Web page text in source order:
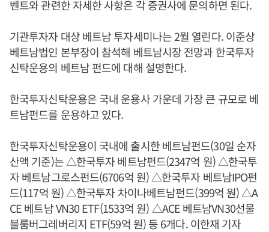
벤트와 관련한 자세한 사항은 각 증권사에 문의하면 된다.
기관투자자 대상 베트남 투자세미나는 2월 열린다. 이준상
베트남법인 본부장이 참석해 베트남시장 전망과 한국투자
신탁운용의 베트남 펀드에 대해 설명한다.
한국투자신탁운용은 국내 운용사 가운데 가장 큰 규모로 베
트남펀드를 운용하고 있다.
한국투자신탁운용이 국내에 출시한 베트남펀드(30일 순자
산액 기준)는 △한국투자 베트남펀드(2347억 원) △한국투
자 베트남그로스펀드(6706억 원) △한국투자 베트남IPO펀
드(117억 원) △한국투자 차이나베트남펀드(399억 원) △A
CE 베트남 VN30 ETF(1533억 원) △ACE 베트남VN30선물
블룸버그레버리지 ETF(59억 원) 등 6개다. 이한재 기자